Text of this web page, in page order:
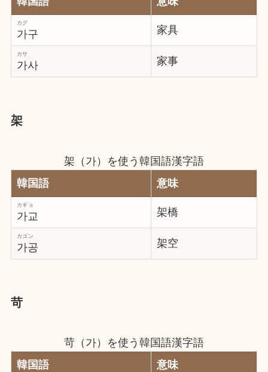
가구
カグ
家具
가사
カサ
家事
架
架（가）を使う韓国語漢字語
韓国語
意味
가교
カギョ
架橋
가공
カゴン
架空
苛
苛（가）を使う韓国語漢字語
韓国語
意味